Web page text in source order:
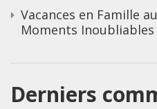
Vacances en Famille
Moments
Derniers